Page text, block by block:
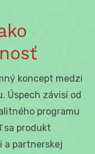
koncept medzi
Úspech závisí od
programu
sa produkt
a partnerskej